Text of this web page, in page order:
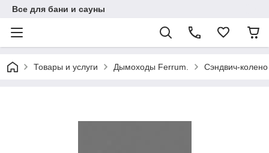
Все для бани и сауны
Товары и услуги Дымоходы Ferrum. Сэндвич-